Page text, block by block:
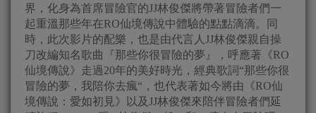
界，化身為首席冒險官的JJ林俊傑將帶著冒險者們一
起重溫那些年在RO仙境傳說中體驗的點點滴滴。同
時，此次影片的配樂，也是由代言人JJ林俊傑親自操
刀改編知名歌曲『那些你很冒險的夢』，呼應著《RO
仙境傳說》走過20年的美好時光，經典歌詞“那些你很
冒險的夢，我陪你去瘋“，也代表著如今將由《RO仙
境傳說：愛如初見》以及JJ林俊傑來陪伴冒險者們延